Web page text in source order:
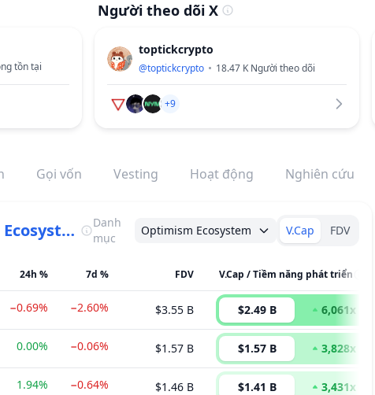
tồn tại
Người theo dõi X
toptickcrypto
@toptickcrypto 18.47 K Người theo dõi
+9
Gọi vốn Vesting Hoạt động Nghiên cứu
Optimism Ecosystem
Danh
mục
Optimism Ecosystem V.Cap FDV
24h % 7d % FDV V.Cap / Tiềm năng phát triển
−0.69% −2.60% $3.55 B $2.49 B 6,061x
0.00% −0.06% $1.57 B $1.57 B 3,828x
1.94% −0.64% $1.46 B $1.41 B 3,431x